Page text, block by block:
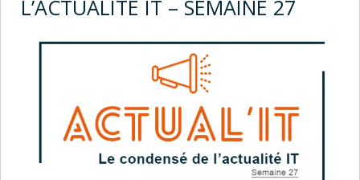
L’ACTUALITÉ IT – SEMAINE 27